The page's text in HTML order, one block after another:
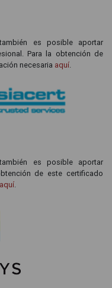
es posible aportar
Para la obtención de
necesaria aquí.
es posible aportar
de este certificado
aquí.